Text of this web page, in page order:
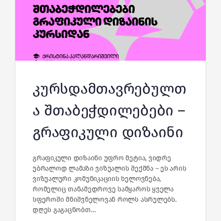
კურსდამთავრებულთ
ა შთაბეჭდილებები –
გრაფიკული დიზაინი
გრაფიკული დიზაინი უფრო მეტია, ვიდრე
უბრალოდ ლამაზი ვიზუალის შექმნა – ეს არის
ვიზუალური კომუნიკაციის ხელოვნება,
რომელიც თანამედროვე სამყაროს ყველა
სფეროში მნიშვნელოვან როლს ასრულებს.
დღეს გაგაცნობთ…